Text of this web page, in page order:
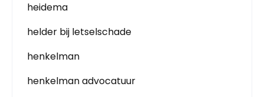
heidema
helder bij letselschade
henkelman
henkelman advocatuur